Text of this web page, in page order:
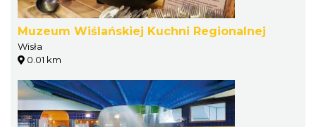
Muzeum Wiślańskiej Kuchni Regionalnej
Wisła
0.01 km